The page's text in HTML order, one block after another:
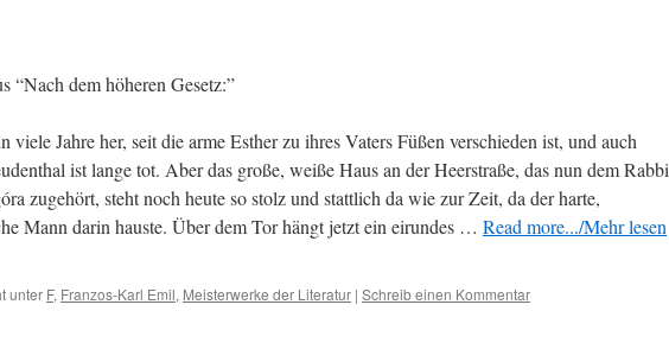
“Nach dem höheren Gesetz:”
viele Jahre her, seit die arme Esther zu ihres Vaters Füßen verschieden ist, und auch
ist lange tot. Aber das große, weiße Haus an der Heerstraße, das nun dem Rabbi
zugehört, steht noch heute so stolz und stattlich da wie zur Zeit, da der harte,
Mann darin hauste. Über dem Tor hängt jetzt ein eirundes … Read more.../Mehr lesen
unter F, Franzos-Karl Emil, Meisterwerke der Literatur | Schreib einen Kommentar